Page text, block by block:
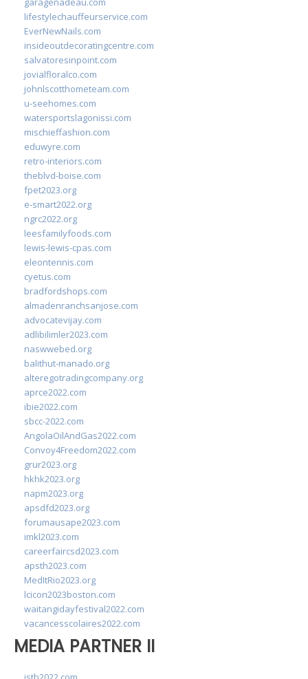
lifestylechauffeurservice.com
EverNewNails.com
insideoutdecoratingcentre.com
salvatoresinpoint.com
jovialfloralco.com
johnlscotthometeam.com
u-seehomes.com
watersportslagonissi.com
mischieffashion.com
eduwyre.com
retro-interiors.com
theblvd-boise.com
fpet2023.org
e-smart2022.org
ngrc2022.org
leesfamilyfoods.com
lewis-lewis-cpas.com
eleontennis.com
cyetus.com
bradfordshops.com
almadenranchsanjose.com
advocatevijay.com
adlibilimler2023.com
naswwebed.org
balithut-manado.org
alteregotradingcompany.org
aprce2022.com
ibie2022.com
sbcc-2022.com
AngolaOilAndGas2022.com
Convoy4Freedom2022.com
grur2023.org
hkhk2023.org
napm2023.org
apsdfd2023.org
forumausape2023.com
imkl2023.com
careerfaircsd2023.com
apsth2023.com
MedItRio2023.org
lcicon2023boston.com
waitangidayfestival2022.com
vacancesscolaires2022.com
MEDIA PARTNER II